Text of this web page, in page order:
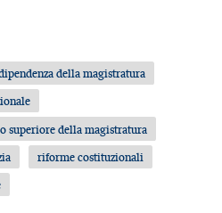
della magistratura
superiore della magistratura
riforme costituzionali